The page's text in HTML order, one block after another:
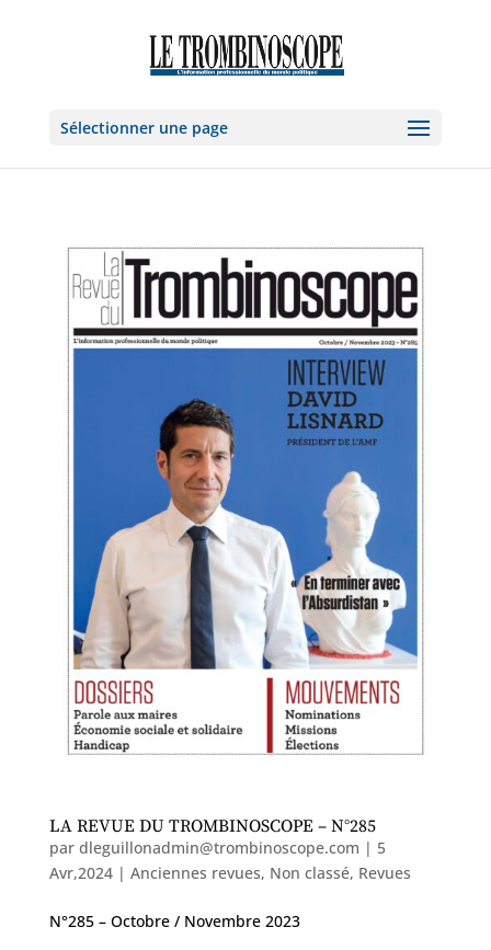
Sélectionner une page
LA REVUE DU TROMBINOSCOPE – N°285
par dleguillonadmin@trombinoscope.com | 5
Avr,2024| Anciennes revues, Non classé, Revues
N°285 – Octobre / Novembre 2023